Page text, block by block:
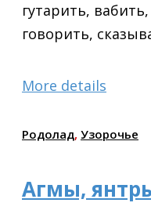
гутарить,
говорить,
More details
Родолад, Узорочье
Агмы,